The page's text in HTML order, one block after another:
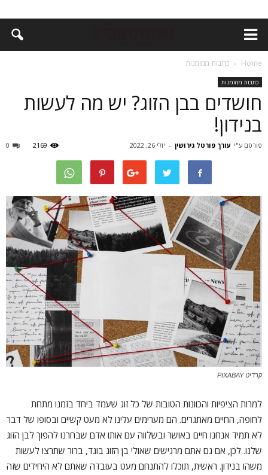
Home כתבות ממומנות
כתבות ממומנות
חושדים בבן הזוג? יש מה לעשות
בנידון!
פורסם ע"י עורך פורטל גירושין - יולי 26, 2022 0 2169
קרדיט PIXABAY
למרות הציפיות והכוונות הטובות של כל זוג שעמד ביחד בזמנו מתחת
לחופה, החיים מאתגרים. הם מערימים עלינו לא מעט קשיים ובסופו של דבר
לא תמיד אנחנו חיים באושר ובשלווה עם אותו אדם שבחרנו להפוך לבן הזוג
שלנו. לכן, אם גם אתם מרגישים שאולי בן הזוג בוגד, ברור שתרצו לעשות
משהו בנידון. ראשית, תוכלו להתנחם מעט בעובדה שאתם לא היחידים שזה